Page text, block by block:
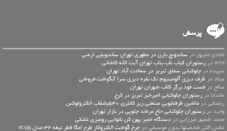
پرسش
شادی علیپور در ساندویچ بارن در مطهری تهران ساندویچی ارمنی
arya در
رستوران کباب ناب بناب تهران آیت الله کاشانی
سپیده در چلوکبابی سماق تبریز در سعادت آباد تهران
میلاد در ظرف دیزی آلومینیوم تک نفره دیزی سرا آبگوشت فروشی
صالح در فست فود برگر کلاب شهران تهران
ماندانا در رستوران چلوکبابی امیرخیز تبریز در کرج
رمضانی در ماشین ظرفشویی صنعتی زیر کانتری 540بشقاب الکترولوکس
وحید در رستوران چلوکبابی حاج مرشد چلویی در بازار تهران
محمد شفیق میرزایی در دستگاه خمیر پهن کن نانوایی رومیزی غلتکی
عكس اللي شايفينها بدون موسيقى در
چرخ گوشت الکتروکار طرح امگا قطر تیغه 32 مدل ec75